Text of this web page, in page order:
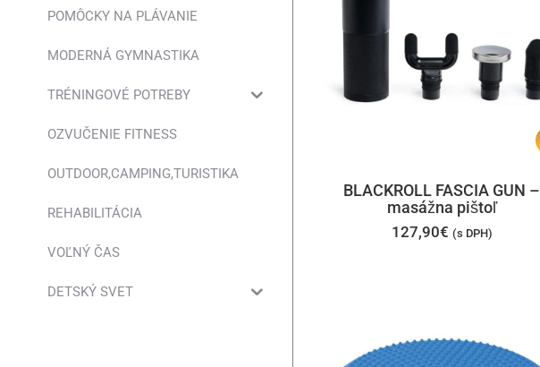
BLACKROLL FASCIA GUN –
masážna pištoľ
127,90€ (s DPH)
POMÔCKY NA PLÁVANIE
MODERNÁ GYMNASTIKA
TRÉNINGOVÉ POTREBY
OZVUČENIE FITNESS
OUTDOOR,CAMPING,TURISTIKA
REHABILITÁCIA
VOĽNÝ ČAS
DETSKÝ SVET